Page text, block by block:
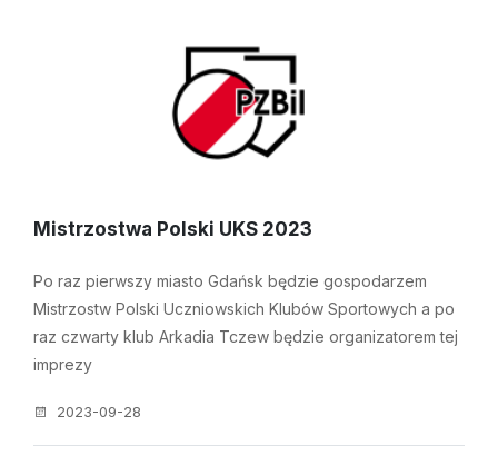
Mistrzostwa Polski UKS 2023
Po raz pierwszy miasto Gdańsk będzie gospodarzem
Mistrzostw Polski Uczniowskich Klubów Sportowych a po
raz czwarty klub Arkadia Tczew będzie organizatorem tej
imprezy
2023-09-28